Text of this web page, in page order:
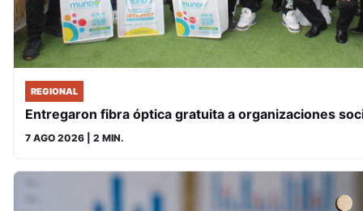
REGIONAL
Entregaron fibra óptica gratuita a organizaciones
7 AGO 2026 | 2 MIN.